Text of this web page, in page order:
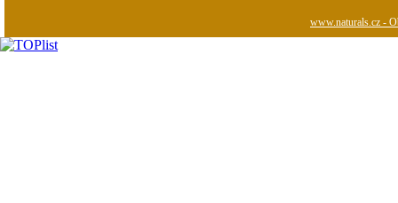
www.naturals.cz -